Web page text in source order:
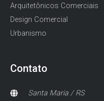
Arquitetônicos Comerciais
Design Comercial
Urbanismo
Contato
Santa Maria / RS